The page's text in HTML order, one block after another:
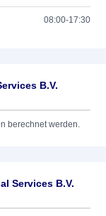
08:00-17:30
B.V.
berechnet werden.
Services B.V.